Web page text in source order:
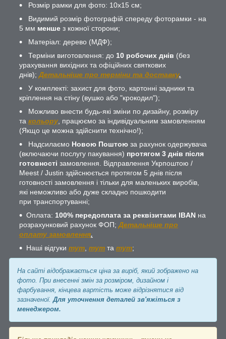
Розмір рамки для фото: 10х15 см;
Видимий розмір фотографій спереду фоторамки - на
5 мм менше з кожної сторони;
Матеріал: дерево (МДФ);
Терміни виготовлення: до 10 робочих днів (без
урахування вихідних та офіційних святкових
днів); Детальніше про терміни та доставку.
У комплекті: захист для фото, картонні задники та
кріплення на стіну (вушко або "крокодил");
Можливо внести будь-які зміни по дизайну, розміру
та кольору , працюємо за індивідуальним замовленням
(Якщо це можна здійснити технічно!);
Надсилаємо Новою Поштою за рахунок одержувача
(включаючи послугу пакування) протягом 3 днів після
готовності замовлення. Відправлення Укрпоштою /
Meest / Justin здійснюється протягом 5 днів після
готовності замовлення і тільки для маленьких виробів,
які неможливо або дуже складно пошкодити
при транспортуванні;
Оплата: 100% передоплата за реквізитами IBAN на
розрахунковий рахунок ФОП; Детальніше про
оплату замовлення.
Наші відгуки тут тут та тут;
На сайті відображається ціна за виріб, який зображено на
фото. При внесенні змін за розміром, дизайном і
фарбування, кінцева вартість може відрізнятися від
зазначеної. Для уточнення деталей зв'яжіться з
менеджером.